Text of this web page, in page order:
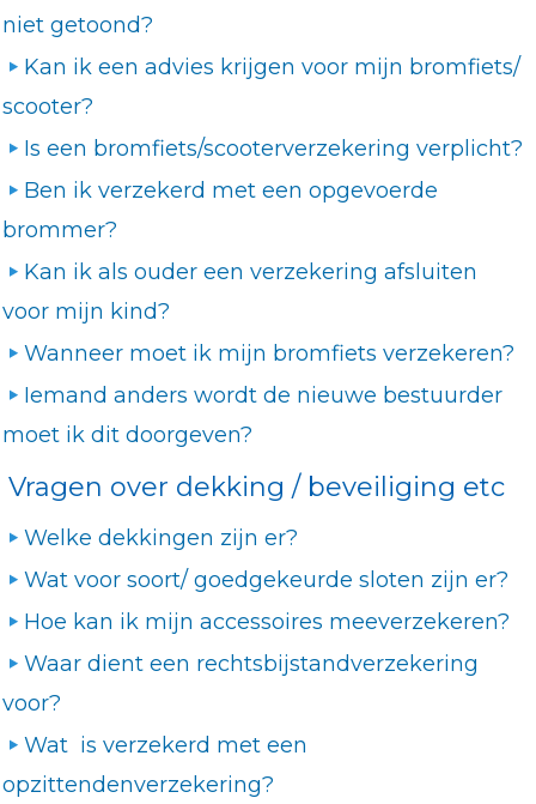
niet getoond?
Kan ik een advies krijgen voor mijn bromfiets/
scooter?
Is een bromfiets/scooterverzekering verplicht?
Ben ik verzekerd met een opgevoerde
brommer?
Kan ik als ouder een verzekering afsluiten
voor mijn kind?
Wanneer moet ik mijn bromfiets verzekeren?
Iemand anders wordt de nieuwe bestuurder
moet ik dit doorgeven?
Vragen over dekking / beveiliging etc
Welke dekkingen zijn er?
Wat voor soort/ goedgekeurde sloten zijn er?
Hoe kan ik mijn accessoires meeverzekeren?
Waar dient een rechtsbijstandverzekering
voor?
Wat is verzekerd met een
opzittendenverzekering?